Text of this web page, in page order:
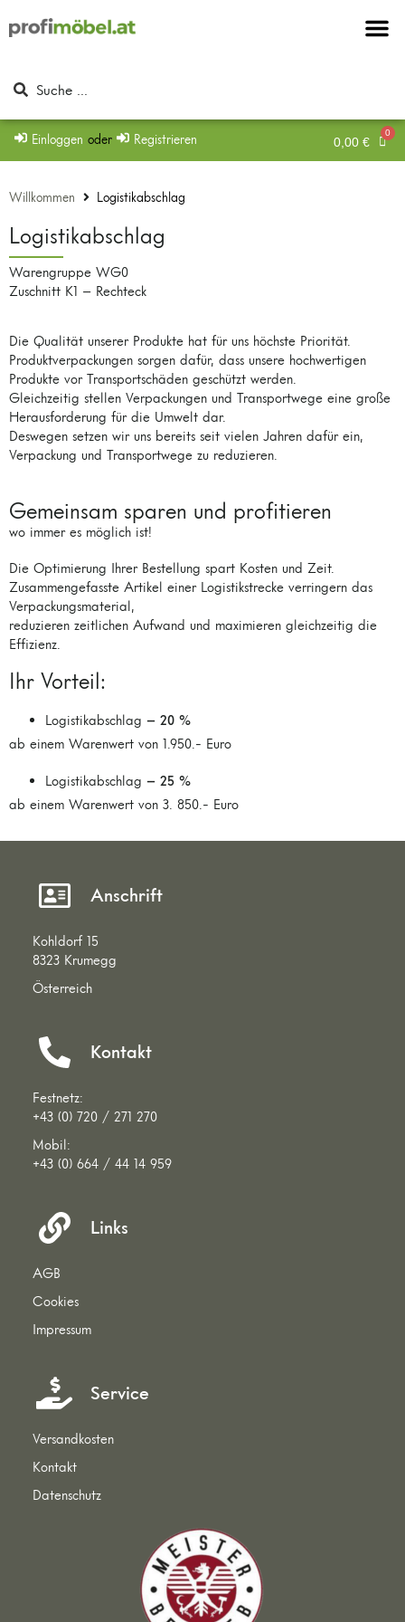
Einloggen oder Registrieren 0,00 €
Willkommen Logistikabschlag
Logistikabschlag
Warengruppe WG0
Zuschnitt K1 – Rechteck
Die Qualität unserer Produkte hat für uns höchste Priorität.
Produktverpackungen sorgen dafür, dass unsere hochwertigen
Produkte vor Transportschäden geschützt werden.
Gleichzeitig stellen Verpackungen und Transportwege eine große
Herausforderung für die Umwelt dar.
Deswegen setzen wir uns bereits seit vielen Jahren dafür ein,
Verpackung und Transportwege zu reduzieren.
Gemeinsam sparen und profitieren
wo immer es möglich ist!
Die Optimierung Ihrer Bestellung spart Kosten und Zeit.
Zusammengefasste Artikel einer Logistikstrecke verringern das
Verpackungsmaterial,
reduzieren zeitlichen Aufwand und maximieren gleichzeitig die
Effizienz.
Ihr Vorteil:
Logistikabschlag – 20 %
ab einem Warenwert von 1.950.- Euro
Logistikabschlag – 25 %
ab einem Warenwert von 3. 850.- Euro
Anschrift
Kohldorf 15
8323 Krumegg
Österreich
Kontakt
Festnetz:
+43 (0) 720 / 271 270
Mobil:
+43 (0) 664 / 44 14 959
Links
AGB
Cookies
Impressum
Service
Versandkosten
Kontakt
Datenschutz